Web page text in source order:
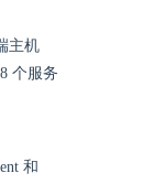
主机
个服务
和